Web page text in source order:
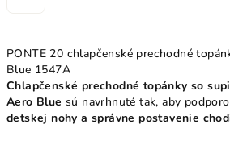
PONTE 20 chlapčenské prechodné
Blue 1547A
Chlapčenské prechodné topánky so
Aero Blue sú navrhnuté tak, aby
detskej nohy a správne postavenie